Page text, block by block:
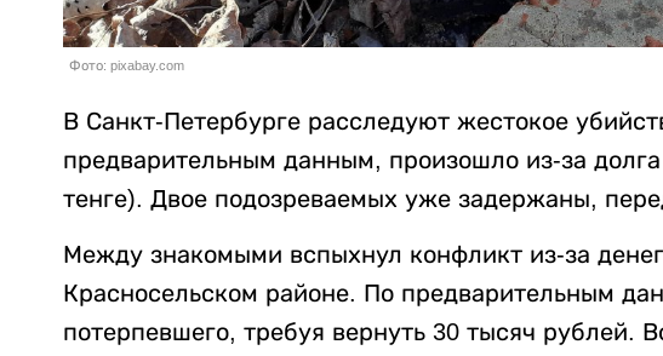
Фото: pixabay.com
В Санкт-Петербурге расследуют жестокое
предварительным данным, произошло из-за
тенге). Двое подозреваемых уже задержаны,
Между знакомыми вспыхнул конфликт из-за
Красносельском районе. По предварительным
потерпевшего, требуя вернуть 30 тысяч рублей.